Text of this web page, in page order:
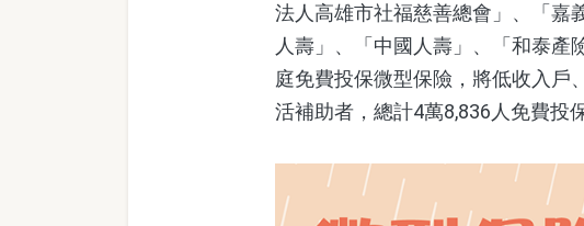
法人高雄市社福慈善總會」、「嘉
人壽」、「中國人壽」、「和泰產
庭免費投保微型保險，將低收入戶
活補助者，總計4萬8,836人免費投